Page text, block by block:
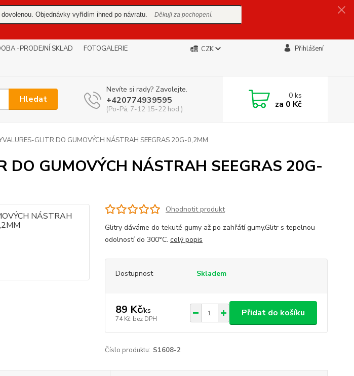
dovolenou. Objednávky vyřídím ihned po návratu. Děkuji za pochopení.
-PRODEJNÍ SKLAD
FOTOGALERIE
CZK Přihlášení
Hledat
Nevíte si rady? Zavolejte.
+420774939595
(Po-Pá, 7-12 15-22 hod.)
0ks
za 0 Kč
GLITR DO GUMOVÝCH NÁSTRAH SEEGRAS 20G-0,2MM
DO GUMOVÝCH NÁSTRAH SEEGRAS 20G-
Ohodnotit produkt
Glitry dáváme do tekuté gumy až po zahřátí gumy.Glitr s tepelnou
odolností do 300°C. celý popis
Dostupnost Skladem
89 Kč/ks
74 Kč bez DPH
Přidat do košíku
Číslo produktu: S1608-2